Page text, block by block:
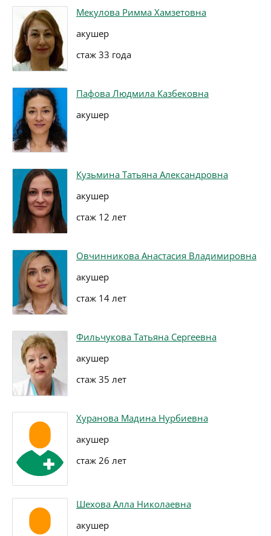
Мекулова Римма Хамзетовна
акушер
стаж 33 года
Пафова Людмила Казбековна
акушер
Кузьмина Татьяна Александровна
акушер
стаж 12 лет
Овчинникова Анастасия Владимировна
акушер
стаж 14 лет
Фильчукова Татьяна Сергеевна
акушер
стаж 35 лет
Хуранова Мадина Нурбиевна
акушер
стаж 26 лет
Шехова Алла Николаевна
акушер